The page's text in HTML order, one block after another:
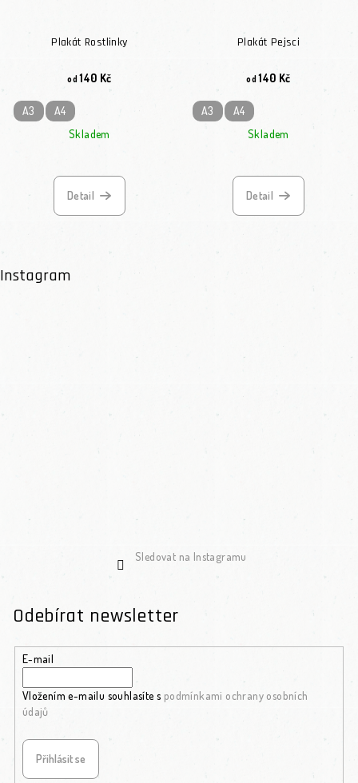
Plakát Rostlinky
od140 Kč
A3
A4
Skladem
Detail
Plakát Pejsci
od140 Kč
A3
A4
Skladem
Detail
Instagram
Sledovat na Instagramu
Odebírat newsletter
E-mail
Vložením e-mailu souhlasíte s podmínkami ochrany osobních
údajů
Přihlásit se